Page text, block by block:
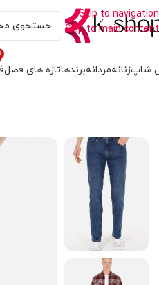
Skip to navigation
Skip to main content
شاپزنانهمردانهبرندهاتازه های فصل